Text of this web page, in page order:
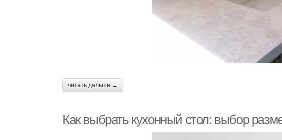
читать дальше →
Как выбрать кухонный стол: выбор